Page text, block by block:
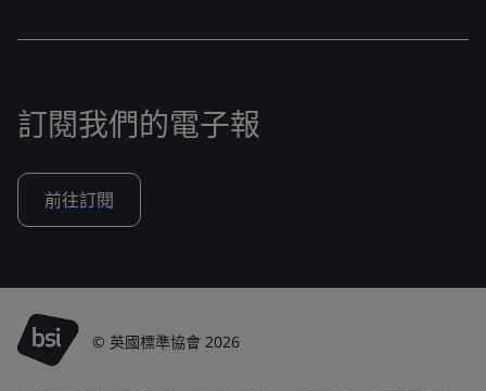
訂閱我們的電子報
前往訂閱
© 英國標準協會 2026